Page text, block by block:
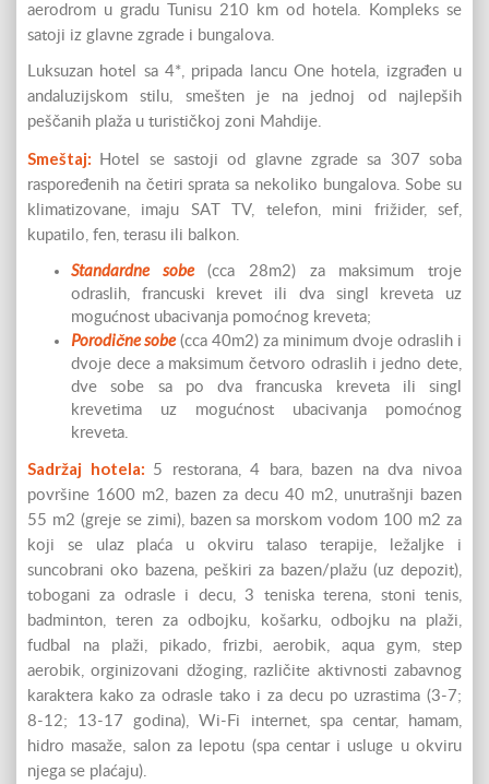
aerodrom u gradu Tunisu 210 km od hotela. Kompleks se
satoji iz glavne zgrade i bungalova.
Luksuzan hotel sa 4*, pripada lancu One hotela, izgrađen u
andaluzijskom stilu, smešten je na jednoj od najlepših
peščanih plaža u turističkoj zoni Mahdije.
Smeštaj:
Hotel se sastoji od glavne zgrade sa 307 soba
raspoređenih na četiri sprata sa nekoliko bungalova. Sobe su
klimatizovane, imaju SAT TV, telefon, mini frižider, sef,
kupatilo, fen, terasu ili balkon.
Standardne sobe(cca 28m2) za maksimum troje
odraslih, francuski krevet ili dva singl kreveta uz
mogućnost ubacivanja pomoćnog kreveta;
Porodične sobe(cca 40m2) za minimum dvoje odraslih i
dvoje dece a maksimum četvoro odraslih i jedno dete,
dve sobe sa po dva francuska kreveta ili singl
krevetima uz mogućnost ubacivanja pomoćnog
kreveta.
Sadržaj hotela: 5 restorana, 4 bara, bazen na dva nivoa
površine 1600 m2, bazen za decu 40 m2, unutrašnji bazen
55 m2 (greje se zimi), bazen sa morskom vodom 100 m2 za
koji se ulaz plaća u okviru talaso terapije, ležaljke i
suncobrani oko bazena, peškiri za bazen/plažu (uz depozit),
tobogani za odrasle i decu, 3 teniska terena, stoni tenis,
badminton, teren za odbojku, košarku, odbojku na plaži,
fudbal na plaži, pikado, frizbi, aerobik, aqua gym, step
aerobik, orginizovani džoging, različite aktivnosti zabavnog
karaktera kako za odrasle tako i za decu po uzrastima (3-7;
8-12; 13-17 godina), Wi-Fi internet, spa centar, hamam,
hidro masaže, salon za lepotu (spa centar i usluge u okviru
njega se plaćaju).